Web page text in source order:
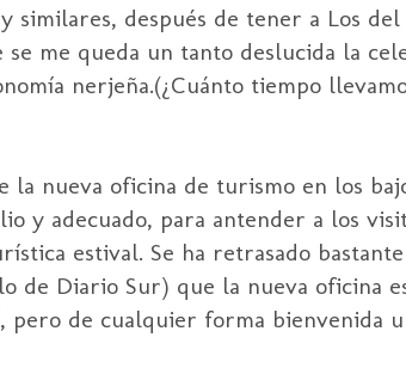
similares, después de tener a Los
me queda un tanto deslucida la
nerjeña.(¿Cuánto tiempo
nueva oficina de turismo en los
y adecuado, para antender a los
estival. Se ha retrasado
de Diario Sur) que la nueva oficina
pero de cualquier forma bienvenida